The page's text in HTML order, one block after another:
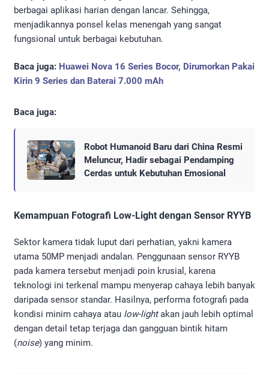
berbagai aplikasi harian dengan lancar. Sehingga,
menjadikannya ponsel kelas menengah yang sangat
fungsional untuk berbagai kebutuhan.
Baca juga: Huawei Nova 16 Series Bocor, Dirumorkan Pakai
Kirin 9 Series dan Baterai 7.000 mAh
Baca juga:
Robot Humanoid Baru dari China Resmi
Meluncur, Hadir sebagai Pendamping
Cerdas untuk Kebutuhan Emosional
Kemampuan Fotografi Low-Light dengan Sensor RYYB
Sektor kamera tidak luput dari perhatian, yakni kamera
utama 50MP menjadi andalan. Penggunaan sensor RYYB
pada kamera tersebut menjadi poin krusial, karena
teknologi ini terkenal mampu menyerap cahaya lebih banyak
daripada sensor standar. Hasilnya, performa fotografi pada
kondisi minim cahaya atau low-lightakan jauh lebih optimal
dengan detail tetap terjaga dan gangguan bintik hitam
(noise) yang minim.